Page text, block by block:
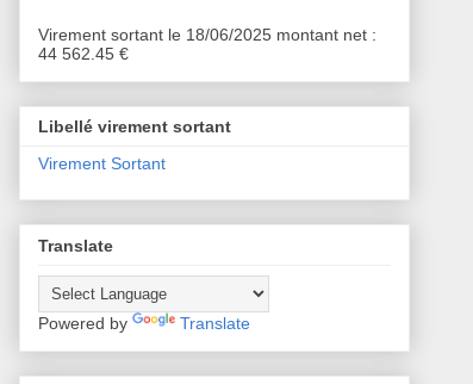
Virement sortant le 18/06/2025 montant net :
44 562.45 €
Libellé virement sortant
Virement Sortant
Translate
Powered by Translate